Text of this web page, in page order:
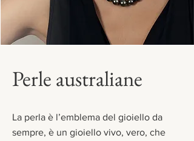
Perle australiane
La perla è l’emblema del gioiello da
sempre, è un gioiello vivo, vero, che